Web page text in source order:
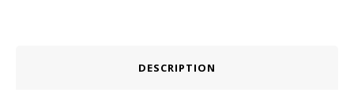
DESCRIPTION